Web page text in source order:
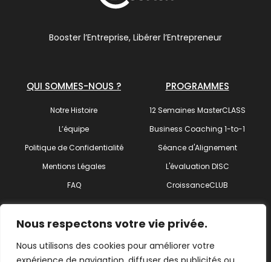
Nous respectons votre vie privée.
Nous utilisons des cookies pour améliorer votre
Booster l’Entreprise, Libérer l’Entrepreneur
QUI SOMMES-NOUS ?
Notre Histoire
L’équipe
Politique de Confidentialité
Mentions Légales
FAQ
PROGRAMMES
12 Semaines MasterCLASS
Business Coaching 1-to-1
Séance d'Alignement
L'évaluation DISC
CroissanceCLUB